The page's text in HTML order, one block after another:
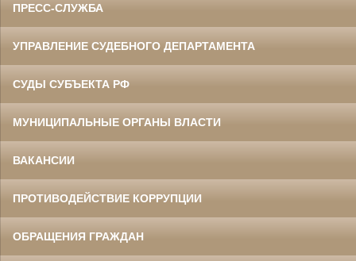
ПРЕСС-СЛУЖБА
УПРАВЛЕНИЕ СУДЕБНОГО ДЕПАРТАМЕНТА
СУДЫ СУБЪЕКТА РФ
МУНИЦИПАЛЬНЫЕ ОРГАНЫ ВЛАСТИ
ВАКАНСИИ
ПРОТИВОДЕЙСТВИЕ КОРРУПЦИИ
ОБРАЩЕНИЯ ГРАЖДАН